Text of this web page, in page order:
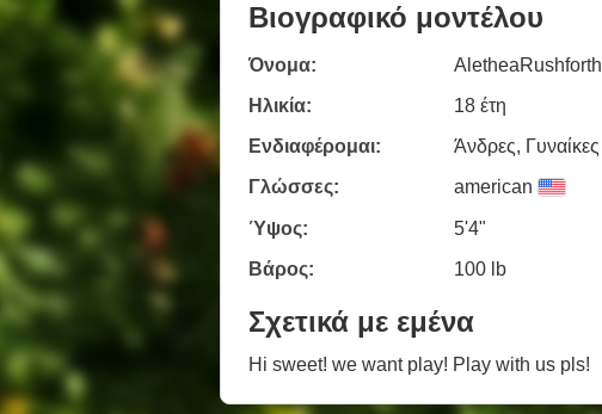
Βιογραφικό μοντέλου
Όνομα:
AletheaRushforth
Ηλικία:
18 έτη
Ενδιαφέρομαι:
Άνδρες, Γυναίκες
Γλώσσες:
american
Ύψος:
5'4"
Βάρος:
100 lb
Σχετικά με εμένα
Hi sweet! we want play! Play with us pls!